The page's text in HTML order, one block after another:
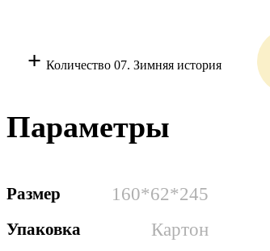
+ Количество 07. Зимняя история
Параметры
Размер 160*62*245
Упаковка Картон